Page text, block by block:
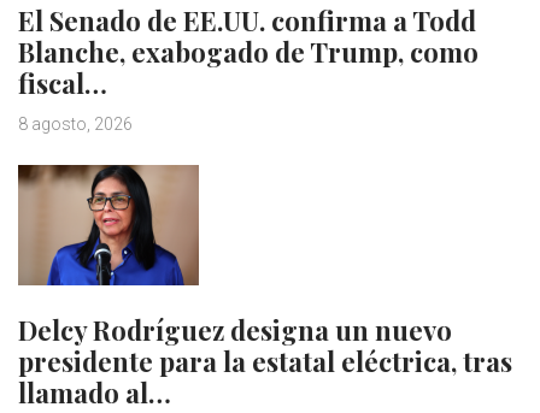
El Senado de EE.UU. confirma a Todd
Blanche, exabogado de Trump, como
fiscal…
8 agosto, 2026
Delcy Rodríguez designa un nuevo
presidente para la estatal eléctrica, tras
llamado al…